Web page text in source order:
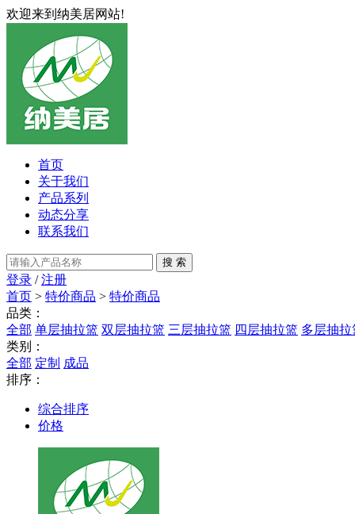
欢迎来到纳美居网站!
首页
关于我们
产品系列
动态分享
联系我们
登录 /注册
首页 > 特价商品 > 特价商品
品类：
全部 单层抽拉篮 双层抽拉篮 三层抽拉篮 四层抽拉篮 多层抽拉
类别：
全部 定制 成品
排序：
综合排序
价格